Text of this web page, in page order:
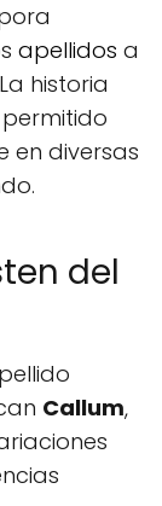
apellidos a
historia
en diversas
del
Callum,